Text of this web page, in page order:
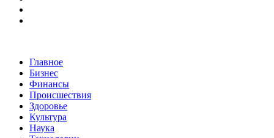
Главное
Бизнес
Финансы
Происшествия
Здоровье
Культура
Наука